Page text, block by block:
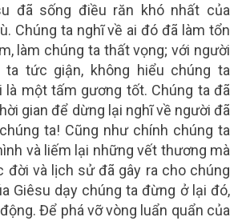
đã sống điều răn khó nhất của
Chúng ta nghĩ về ai đó đã làm tổn
làm chúng ta thất vọng; với người
ta tức giận, không hiểu chúng ta
là một tấm gương tốt. Chúng ta đã
gian để dừng lại nghĩ về người đã
ta! Cũng như chính chúng ta
và liếm lại những vết thương mà
đời và lịch sử đã gây ra cho chúng
Giêsu dạy chúng ta đừng ở lại đó,
Để phá vỡ vòng luẩn quẩn của